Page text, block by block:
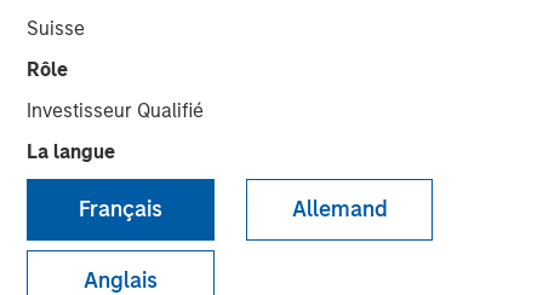
Suisse
Rôle
Investisseur Qualifié
La langue
Français Allemand
Anglais
TALES FROM THE EMERGING WORLD
India: Bystander in the
Trailblazing AI Rally